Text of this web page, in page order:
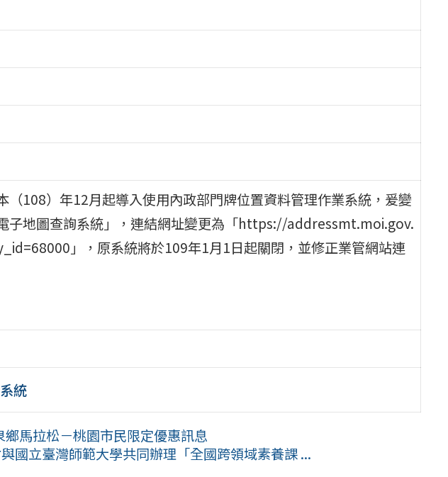
（108）年12月起導入使用內政部門牌位置資料管理作業系統，爰變
子地圖查詢系統」，連結網址變更為「https://addressmt.moi.gov.
」，原系統將於109年1月1日起關閉，並修正業管網站連
統
馬拉松－桃園市民限定優惠訊息
國立臺灣師範大學共同辦理「全國跨領域素養課 ...